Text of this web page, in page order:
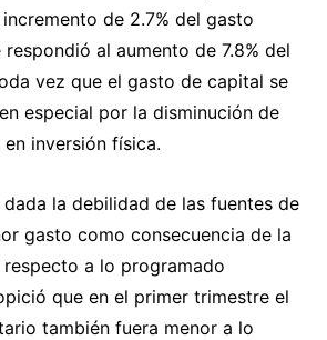
de 2.7% del gasto
al aumento de 7.8% del
vez que el gasto de capital se
especial por la disminución de
en inversión física.
la debilidad de las fuentes de
gasto como consecuencia de la
a lo programado
que en el primer trimestre el
también fuera menor a lo